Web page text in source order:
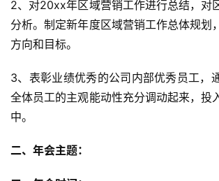
2、对20xx年区域营销工作进行总结，对
分析。制定新年度区域营销工作总体规划
方向和目标。
3、表彰业绩优秀的公司内部优秀员工，
全体员工的主观能动性充分调动起来，投
中。
二、年会主题：